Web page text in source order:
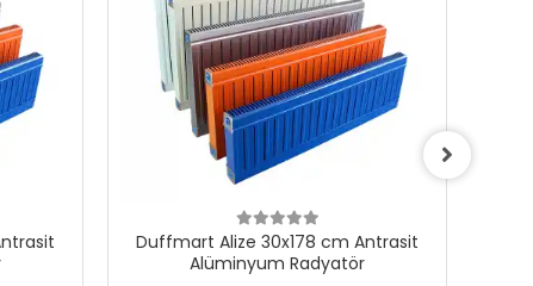
Duffmart Alize 30x178 cm Antrasit
Alüminyum Radyatör